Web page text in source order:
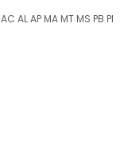
AC ALAP MA MT MS PB PI